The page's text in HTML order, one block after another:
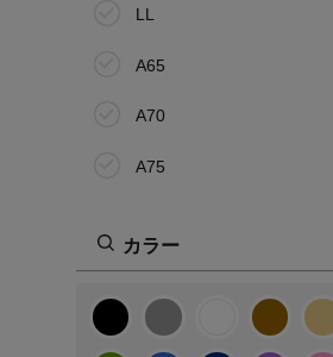
LL
A65
A70
A75
B70
B75
カラー